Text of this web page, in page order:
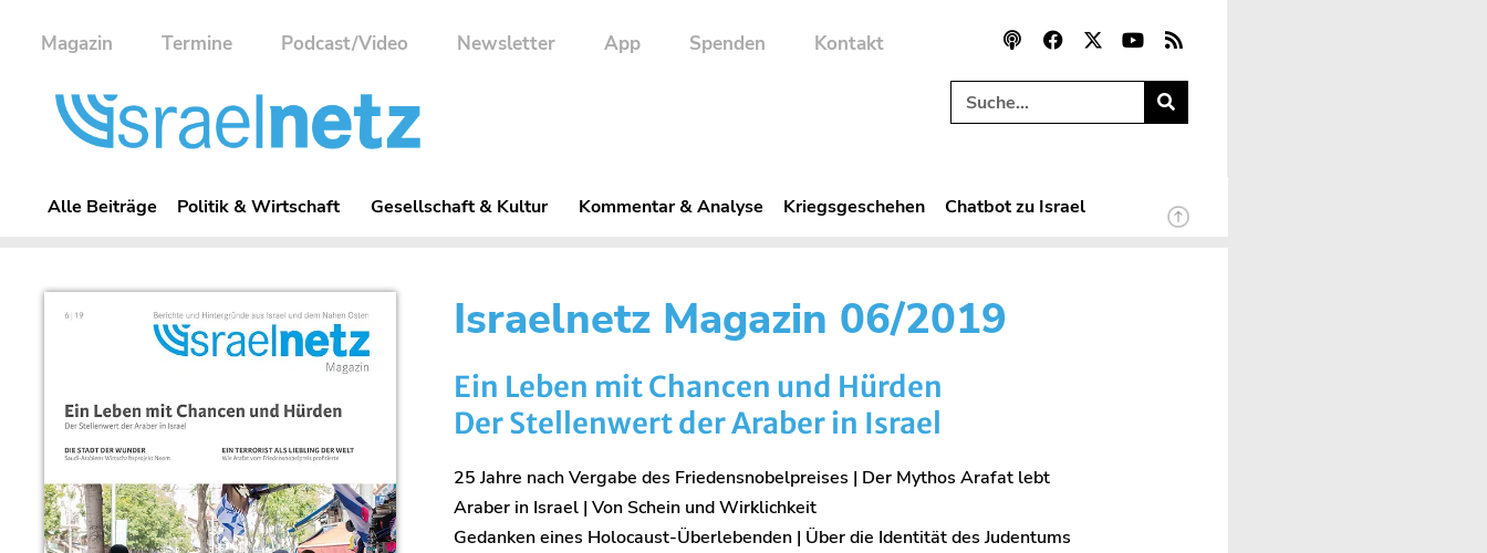
Magazin Termine Podcast/Video Newsletter App Spenden Kontakt
Alle Beiträge Politik & Wirtschaft Gesellschaft & Kultur Kommentar & Analyse Kriegsgeschehen Chatbot zu Israel
Israelnetz Magazin 06/2019
Ein Leben mit Chancen und Hürden
Der Stellenwert der Araber in Israel
25 Jahre nach Vergabe des Friedensnobelpreises | Der Mythos Arafat lebt
Araber in Israel | Von Schein und Wirklichkeit
Gedanken eines Holocaust-Überlebenden | Über die Identität des Judentums